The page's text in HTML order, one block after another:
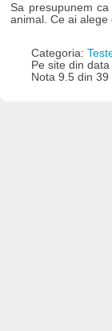
Sa presupunem
animal. Ce ai alege
Categoria:
Pe site din
Nota 9.5 din 39